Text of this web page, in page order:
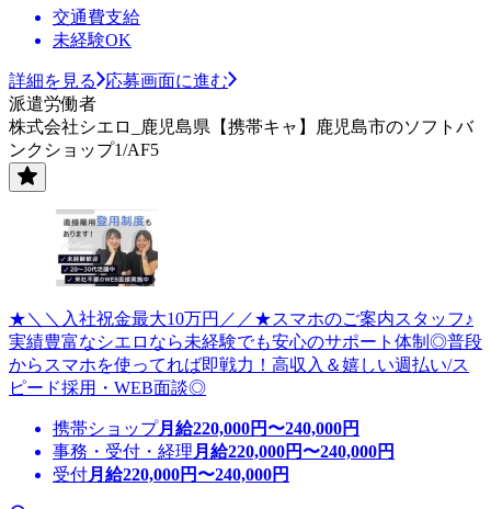
交通費支給
未経験OK
詳細を見る
応募画面に進む
派遣労働者
株式会社シエロ_鹿児島県【携帯キャ】鹿児島市のソフトバ
ンクショップ1/AF5
★＼＼入社祝金最大10万円／／★スマホのご案内スタッフ♪
実績豊富なシエロなら未経験でも安心のサポート体制◎普段
からスマホを使ってれば即戦力！高収入＆嬉しい週払い/ス
ピード採用・WEB面談◎
携帯ショップ月給220,000円〜240,000円
事務・受付・経理 月給220,000円〜240,000円
受付月給220,000円〜240,000円